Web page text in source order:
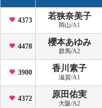
4373 若狭奈美子
岡山/A1
4478 櫻本あゆみ
群馬/A2
3900 香川素子
滋賀/A1
4372 原田佑実
大阪/A2